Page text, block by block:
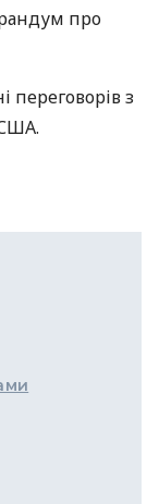
про
переговорів з